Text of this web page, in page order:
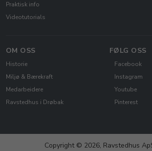
Praktisk info
Videotutorials
OM OSS
Historie
Miljø & Bærekraft
Medarbeidere
Ravstedhus i Drøbak
FØLG OSS
Facebook
Instagram
Youtube
Pinterest
Copyright © 2026, Ravstedhus